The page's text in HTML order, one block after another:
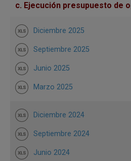
c. Ejecución presupuesto de
Diciembre 2025
Septiembre 2025
Junio 2025
Marzo 2025
Diciembre 2024
Septiembre 2024
Junio 2024